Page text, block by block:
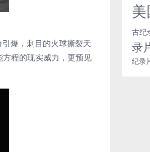
爆，刺目的火球撕裂天
程的现实威力，更预见
古纪
录
纪录